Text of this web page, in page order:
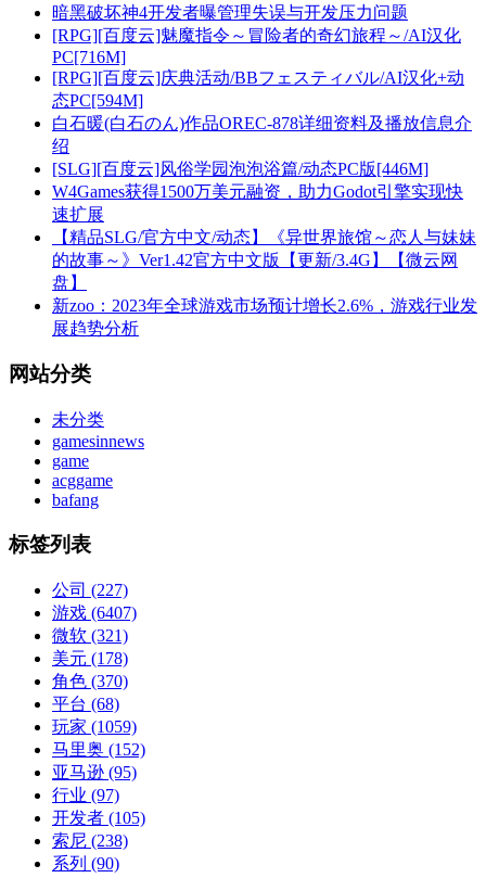
暗黑破坏神4开发者曝管理失误与开发压力问题
[RPG][百度云]魅魔指令～冒险者的奇幻旅程～/AI汉化
PC[716M]
[RPG][百度云]庆典活动/BBフェスティバル/AI汉化+动
态PC[594M]
白石暖(白石のん)作品OREC-878详细资料及播放信息介
绍
[SLG][百度云]风俗学园泡泡浴篇/动态PC版[446M]
W4Games获得1500万美元融资，助力Godot引擎实现快
速扩展
【精品SLG/官方中文/动态】《异世界旅馆～恋人与妹妹
的故事～》Ver1.42官方中文版【更新/3.4G】【微云网
盘】
新zoo：2023年全球游戏市场预计增长2.6%，游戏行业发
展趋势分析
网站分类
未分类
gamesinnews
game
acggame
bafang
标签列表
公司 (227)
游戏 (6407)
微软 (321)
美元 (178)
角色 (370)
平台 (68)
玩家 (1059)
马里奥 (152)
亚马逊 (95)
行业 (97)
开发者 (105)
索尼 (238)
系列 (90)